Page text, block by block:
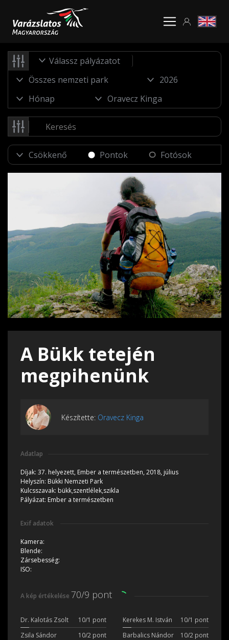
Válassz pályázatot
Pontok Fotósok
A Bükk tetején
megpihenünk
Készítette: Oravecz Kinga
Adatlap
Díjak: 37. helyezett, Ember a természetben, 2018, július
Helyszín: Bükki Nemzeti Park
Kulcsszavak: bükk,szentlélek,szikla
Pályázat: Ember a természetben
Exif adatok
Kamera:
Blende:
Zársebesség:
ISO:
A kép értékelése 70/9 pont
Dr. Kalotás Zsolt 10/1 pont Kerekes M. István
10/1 pont
Zsila Sándor
10/2 pont Barbalics Nándor
10/2 pont